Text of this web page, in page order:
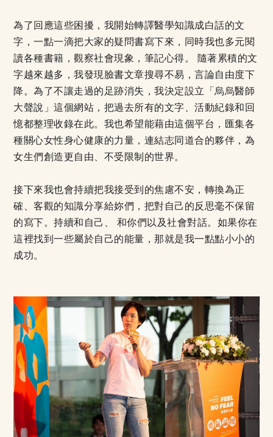
為了回應這些困擾，我開始轉譯醫學知識成白話的文
字，一點一滴把大家的疑問書寫下來，同時我也多元閱
讀各種書籍，觀察社會現象，筆記心得。 隨著累積的文
字越來越多，我發現臉書文章搜尋不易，言論自由度下
降。為了不讓走過的足跡消失，我決定設立「烏烏醫師
大聲說」這個網站，把過去所有的文字、活動紀錄和回
憶都整理收錄在此。我也希望能藉由這個平台，匯集各
種關心女性身心健康的力量，連結志同道合的夥伴，為
女生們創造更自由、不受限制的世界。
接下來我也會持續把我接受到的焦慮不安，轉換為正
確、客觀的知識分享給妳們，把對自己的反思毫不保留
的寫下。持續和自己、 和你們以及社會對話。如果你在
這裡找到一些屬於自己的能量，那就是我一點點小小的
成功。